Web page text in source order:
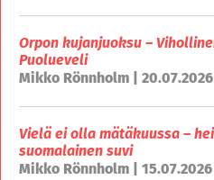
Orpon kujanjuoksu –
Puolueveli
Mikko Rönnholm | 20.07.2026
Vielä ei olla mätäkuussa –
suomalainen suvi
Mikko Rönnholm | 15.07.2026